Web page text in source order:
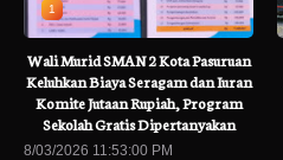
1
Wali Murid SMAN 2 Kota Pasuruan
Keluhkan Biaya Seragam dan Iuran
Komite Jutaan Rupiah, Program
Sekolah Gratis Dipertanyakan
8/03/2026 11:53:00 PM